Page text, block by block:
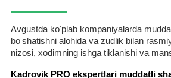
Avgustda koʻplab kompaniyalarda
boʻshatishni alohida va zudlik bilan
nizosi, хodimning ishga tiklanishi va
Kadrovik PRO ekspertlari muddatli